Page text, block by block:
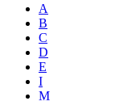
A
B
C
D
E
I
M